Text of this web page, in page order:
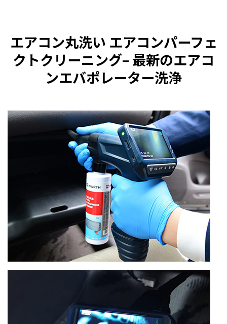
エアコン丸洗い エアコンパーフェ
クトクリーニング– 最新のエアコ
ンエバポレーター洗浄